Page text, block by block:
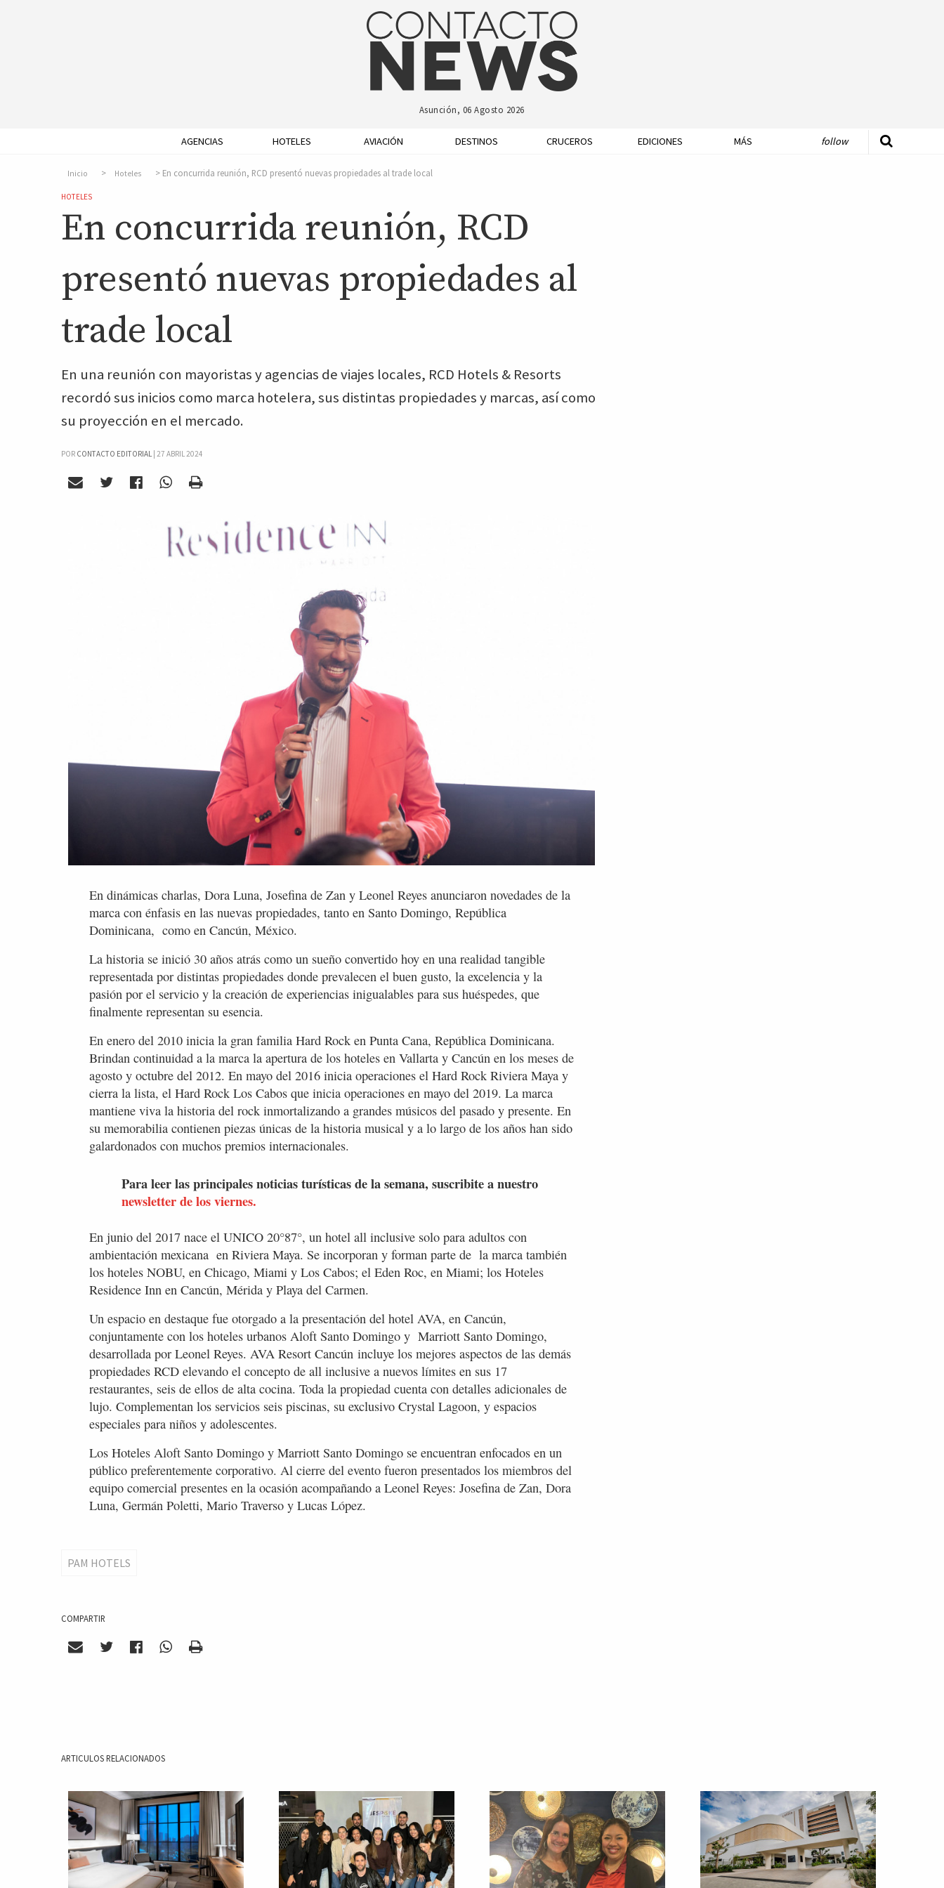
Asunción, 06 Agosto 2026
AGENCIAS HOTELES AVIACIÓN DESTINOS CRUCEROS EDICIONES MÁS follow
Inicio Hoteles En concurrida reunión, RCD presentó nuevas propiedades al trade local
HOTELES
En concurrida reunión, RCD
presentó nuevas propiedades al
trade local
En una reunión con mayoristas y agencias de viajes locales, RCD Hotels & Resorts
recordó sus inicios como marca hotelera, sus distintas propiedades y marcas, así como
su proyección en el mercado.
POR CONTACTO EDITORIAL | 27 ABRIL 2024
En dinámicas charlas, Dora Luna, Josefina de Zan y Leonel Reyes anunciaron novedades de la
marca con énfasis en las nuevas propiedades, tanto en Santo Domingo, República
Dominicana, como en Cancún, México.
La historia se inició 30 años atrás como un sueño convertido hoy en una realidad tangible
representada por distintas propiedades donde prevalecen el buen gusto, la excelencia y la
pasión por el servicio y la creación de experiencias inigualables para sus huéspedes, que
finalmente representan su esencia.
En enero del 2010 inicia la gran familia Hard Rock en Punta Cana, República Dominicana.
Brindan continuidad a la marca la apertura de los hoteles en Vallarta y Cancún en los meses de
agosto y octubre del 2012. En mayo del 2016 inicia operaciones el Hard Rock Riviera Maya y
cierra la lista, el Hard Rock Los Cabos que inicia operaciones en mayo del 2019. La marca
mantiene viva la historia del rock inmortalizando a grandes músicos del pasado y presente. En
su memorabilia contienen piezas únicas de la historia musical y a lo largo de los años han sido
galardonados con muchos premios internacionales.
Para leer las principales noticias turísticas de la semana, suscribite a nuestro
newsletter de los viernes.
En junio del 2017 nace el UNICO 20°87°, un hotel all inclusive solo para adultos con
ambientación mexicana en Riviera Maya. Se incorporan y forman parte de la marca también
los hoteles NOBU, en Chicago, Miami y Los Cabos; el Eden Roc, en Miami; los Hoteles
Residence Inn en Cancún, Mérida y Playa del Carmen.
Un espacio en destaque fue otorgado a la presentación del hotel AVA, en Cancún,
conjuntamente con los hoteles urbanos Aloft Santo Domingo y Marriott Santo Domingo,
desarrollada por Leonel Reyes. AVA Resort Cancún incluye los mejores aspectos de las demás
propiedades RCD elevando el concepto de all inclusive a nuevos límites en sus 17
restaurantes, seis de ellos de alta cocina. Toda la propiedad cuenta con detalles adicionales de
lujo. Complementan los servicios seis piscinas, su exclusivo Crystal Lagoon, y espacios
especiales para niños y adolescentes.
Los Hoteles Aloft Santo Domingo y Marriott Santo Domingo se encuentran enfocados en un
público preferentemente corporativo. Al cierre del evento fueron presentados los miembros del
equipo comercial presentes en la ocasión acompañando a Leonel Reyes: Josefina de Zan, Dora
Luna, Germán Poletti, Mario Traverso y Lucas López.
PAM HOTELS
COMPARTIR
ARTICULOS RELACIONADOS